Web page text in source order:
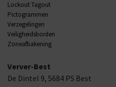
Lockout Tagout
Pictogrammen
Verzegelingen
Veiligheidsborden
Zoneafbakening
Verver-Best
De Dintel 9, 5684 PS Best